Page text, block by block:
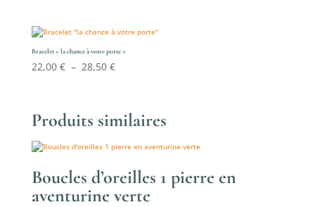
39,00 €
à
48,00 €
Bracelet « la chance à votre porte »
22,00 € – 28,50 €Plage
22,00 €
28,50 €
Produits similaires
Boucles d’oreilles 1 pierre en
aventurine verte